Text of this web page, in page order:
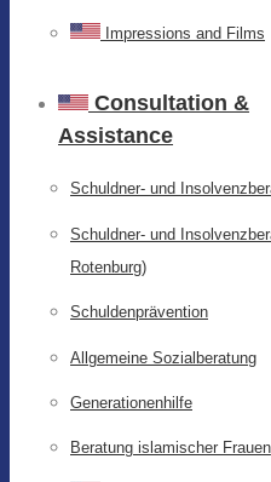
Impressions and Films
Consultation &
Assistance
Schuldner- und
Schuldner- und
Rotenburg)
Schuldenprävention
Allgemeine Sozialberatung
Generationenhilfe
Beratung islamischer Frauen